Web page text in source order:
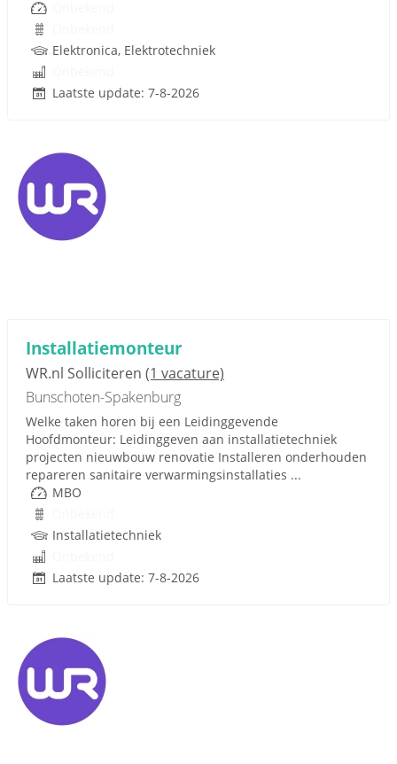
Elektronica, Elektrotechniek
Laatste update: 7-8-2026
Installatiemonteur
WR.nl Solliciteren (1 vacature)
Bunschoten-Spakenburg
Welke taken horen bij een Leidinggevende
Hoofdmonteur: Leidinggeven aan installatietechniek
projecten nieuwbouw renovatie Installeren onderhouden
repareren sanitaire verwarmingsinstallaties ...
MBO
Installatietechniek
Laatste update: 7-8-2026